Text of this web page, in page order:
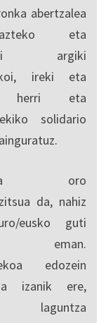
abertzalea
eta
argiki
ireki eta
herri eta
solidario
oro
da, nahiz
eusko guti
eman.
edozein
izanik ere,
laguntza